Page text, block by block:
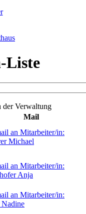
Liste
der Verwaltung
Mail